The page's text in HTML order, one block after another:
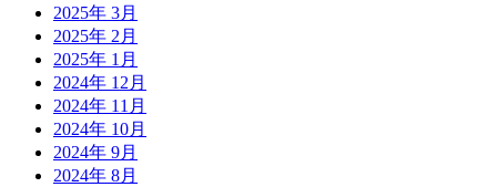
2025年 3月
2025年 2月
2025年 1月
2024年 12月
2024年 11月
2024年 10月
2024年 9月
2024年 8月